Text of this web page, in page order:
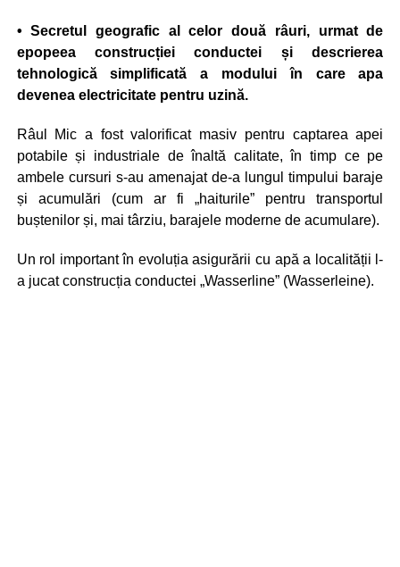
• Secretul geografic al celor două râuri, urmat de
epopeea construcției conductei și descrierea
tehnologică simplificată a modului în care apa
devenea electricitate pentru uzină.
Râul Mic a fost valorificat masiv pentru captarea apei
potabile și industriale de înaltă calitate, în timp ce pe
ambele cursuri s-au amenajat de-a lungul timpului baraje
și acumulări (cum ar fi „haiturile” pentru transportul
buștenilor și, mai târziu, barajele moderne de acumulare).
Un rol important în evoluția asigurării cu apă a localității l-
a jucat construcția conductei „Wasserline” (Wasserleine).